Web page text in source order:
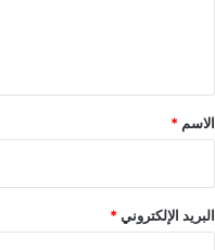
*
الاسم *
البريد الإلكتروني*